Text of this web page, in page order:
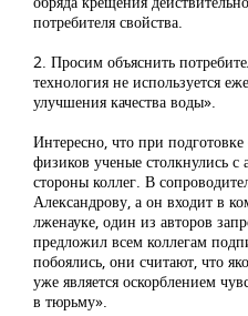
потребителя свойства.
2. Просим объяснить
технология не используется
улучшения качества воды».
Интересно, что при
физиков ученые столкнулись
стороны коллег. В
Александрову, а он входит в
лженауке, один из авторов
предложил всем коллегам
побоялись, они считают, что
уже является оскорблением
в тюрьму».